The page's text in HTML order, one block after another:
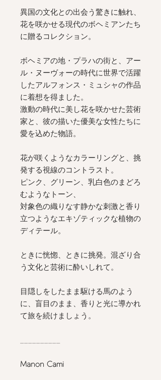
異国の文化との出会う驚きに触れ、
花を咲かせる現代のボヘミアンたち
に贈るコレクション。
ボヘミアの地・プラハの街と、アー
ル・ヌーヴォーの時代に世界で活躍
したアルフォンス・ミュシャの作品
に着想を得ました。
激動の時代に美し花を咲かせた芸術
家と、彼の描いた優美な女性たちに
愛を込めた物語。
花が咲くようなカラーリングと、挑
発する視線のコントラスト。
ピンク、グリーン、乳白色のまどろ
むようなトーン、
対象色の織りなす静かな刺激と香り
立つようなエキゾティックな植物の
ディテール。
ときに恍惚、ときに挑発。混ざり合
う文化と芸術に酔いしれて。
目隠しをしたまま駆ける馬のよう
に、盲目のまま、香りと光に導かれ
て旅を続けましょう。
Manon Cami